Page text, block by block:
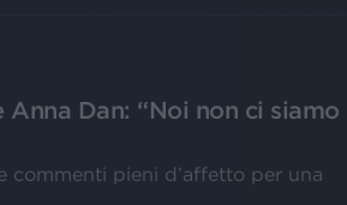
Dan: “Noi non ci siamo
commenti pieni d’affetto per una